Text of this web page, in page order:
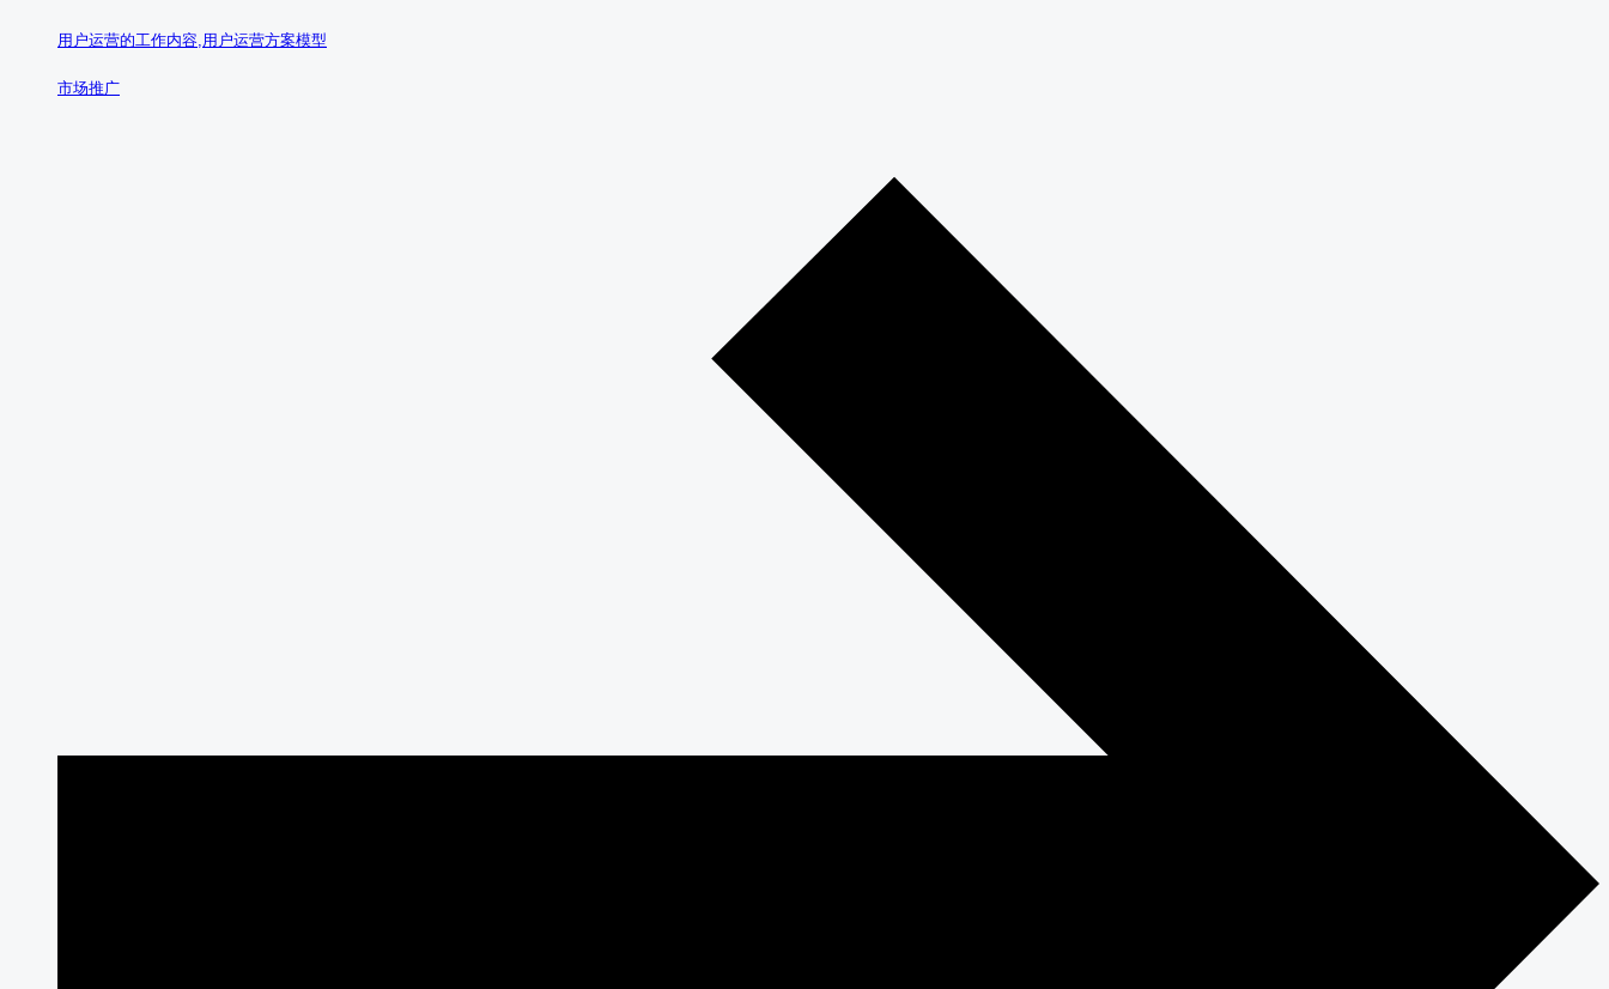
用户运营的工作内容,用户运营方案模型
市场推广